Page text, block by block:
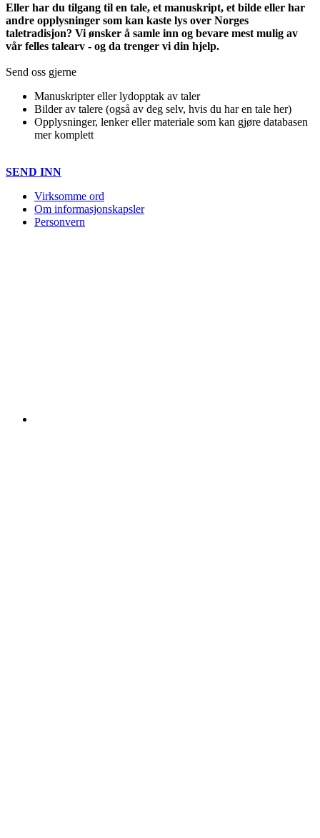
Eller har du tilgang til en tale, et manuskript, et bilde eller har
andre opplysninger som kan kaste lys over Norges
taletradisjon? Vi ønsker å samle inn og bevare mest mulig av
vår felles talearv - og da trenger vi din hjelp.
Send oss gjerne
Manuskripter eller lydopptak av taler
Bilder av talere (også av deg selv, hvis du har en tale her)
Opplysninger, lenker eller materiale som kan gjøre databasen
mer komplett
SEND INN
Virksomme ord
Om informasjonskapsler
Personvern